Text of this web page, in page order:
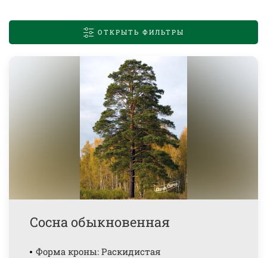
ОТКРЫТЬ ФИЛЬТРЫ
Сосна обыкновенная
Форма кроны: Раскидистая